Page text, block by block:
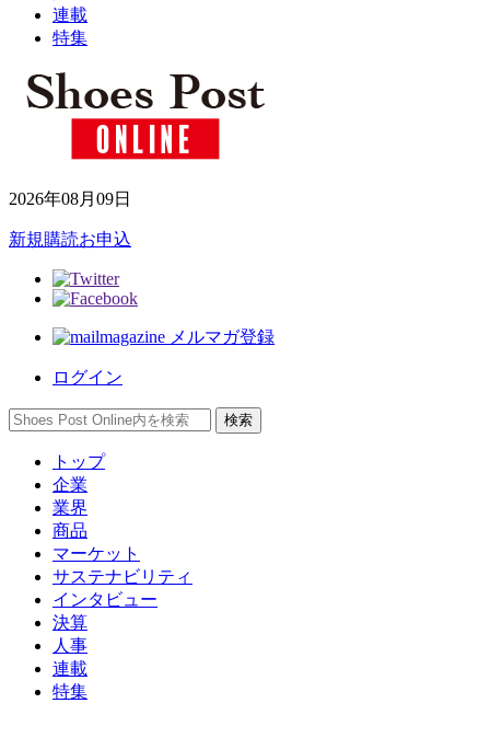
連載
特集
2026年08月09日
新規購読お申込
メルマガ登録
ログイン
トップ
企業
業界
商品
マーケット
サステナビリティ
インタビュー
決算
人事
連載
特集